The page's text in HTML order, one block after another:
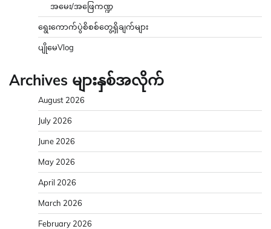
အမေး/အဖြေကဏ္ဍ
ရွေးကောက်ပွဲစိစစ်တွေ့ရှိချက်များ
ပျိုမေVlog
Archives များနှစ်အလိုက်
August 2026
July 2026
June 2026
May 2026
April 2026
March 2026
February 2026